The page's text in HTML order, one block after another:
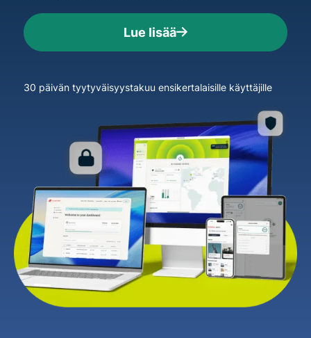
Lue lisää
30 päivän tyytyväisyystakuu ensikertalaisille käyttäjille